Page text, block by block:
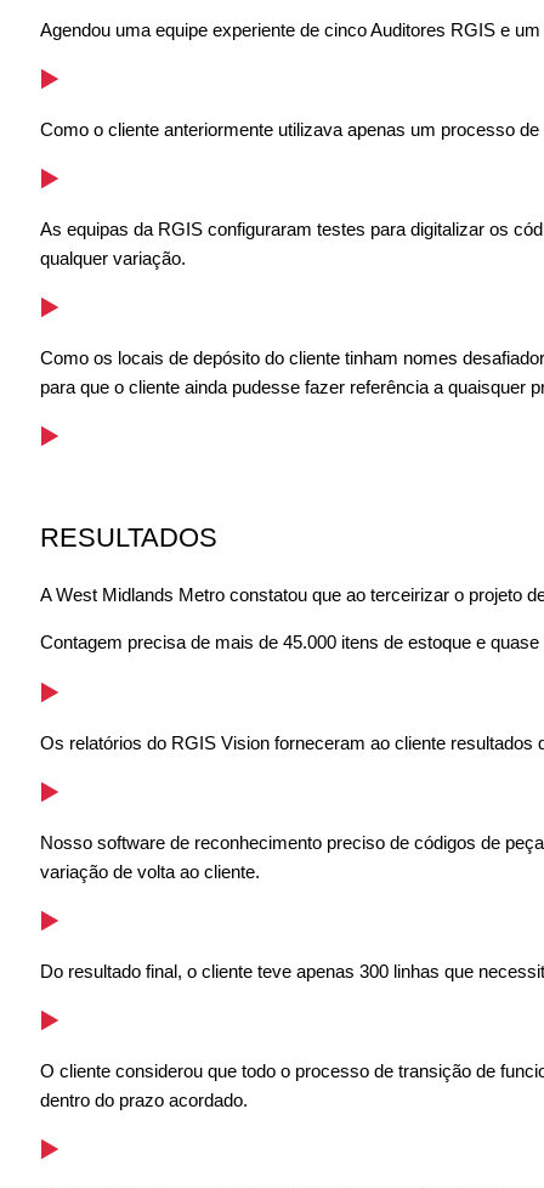
Agendou uma equipe experiente de cinco Auditores RGIS e
Como o cliente anteriormente utilizava apenas um processo
As equipas da RGIS configuraram testes para digitalizar os
qualquer variação.
Como os locais de depósito do cliente tinham nomes
para que o cliente ainda pudesse fazer referência a quaisquer
RESULTADOS
A West Midlands Metro constatou que ao terceirizar o projeto
Contagem precisa de mais de 45.000 itens de estoque e
Os relatórios do RGIS Vision forneceram ao cliente
Nosso software de reconhecimento preciso de códigos de
variação de volta ao cliente.
Do resultado final, o cliente teve apenas 300 linhas que
O cliente considerou que todo o processo de transição de
dentro do prazo acordado.